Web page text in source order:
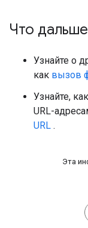
Что
Узнайте о
как вызов
Узнайте,
URL-
URL .
Эта